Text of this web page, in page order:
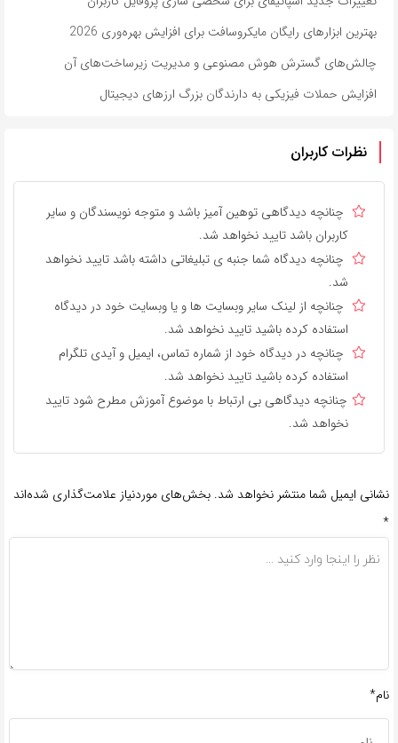
بهترین ابزارهای رایگان مایکروسافت برای افزایش بهره‌وری 2026
چالش‌های گسترش هوش مصنوعی و مدیریت زیرساخت‌های آن
افزایش حملات فیزیکی به دارندگان بزرگ ارزهای دیجیتال
نظرات کاربران
چنانچه دیدگاهی توهین آمیز باشد و متوجه نویسندگان و سایر
کاربران باشد تایید نخواهد شد.
چنانچه دیدگاه شما جنبه ی تبلیغاتی داشته باشد تایید نخواهد
شد.
چنانچه از لینک سایر وبسایت ها و یا وبسایت خود در دیدگاه
استفاده کرده باشید تایید نخواهد شد.
چنانچه در دیدگاه خود از شماره تماس، ایمیل و آیدی تلگرام
استفاده کرده باشید تایید نخواهد شد.
چنانچه دیدگاهی بی ارتباط با موضوع آموزش مطرح شود تایید
نخواهد شد.
نشانی ایمیل شما منتشر نخواهد شد. بخش‌های موردنیاز علامت‌گذاری شده‌اند
*
نام*